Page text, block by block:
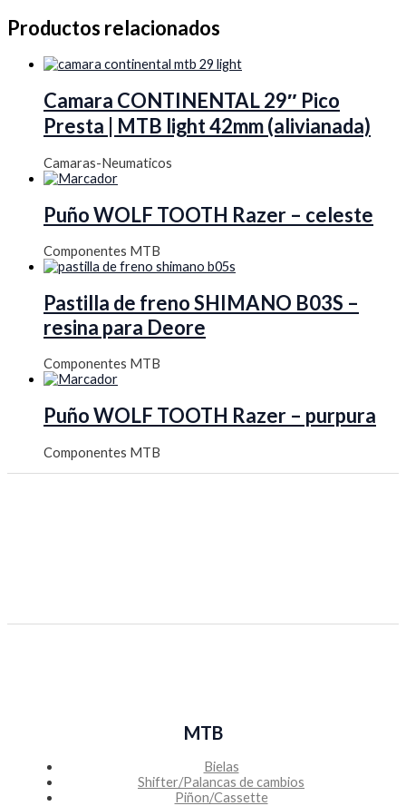
Productos relacionados
Camara CONTINENTAL 29″ Pico
Presta | MTB light 42mm (alivianada)
Camaras-Neumaticos
Puño WOLF TOOTH Razer – celeste
Componentes MTB
Pastilla de freno SHIMANO B03S –
resina para Deore
Componentes MTB
Puño WOLF TOOTH Razer – purpura
Componentes MTB
MTB
Bielas
Shifter/Palancas de cambios
Piñon/Cassette